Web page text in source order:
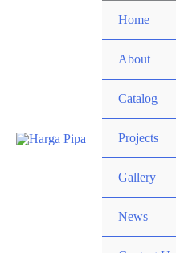
Home
About
Catalog
Projects
Gallery
News